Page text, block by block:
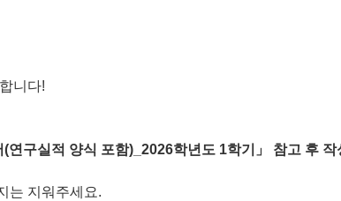
니다!
구실적 양식 포함)_2026학년도 1학기」 참고 후 작
는 지워주세요.